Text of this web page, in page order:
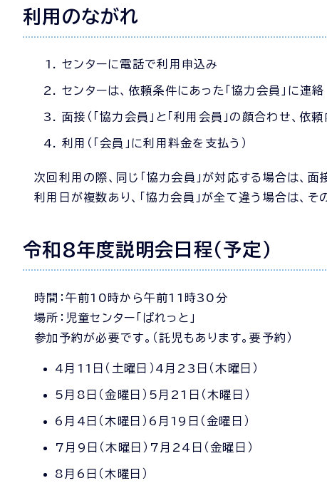
利用のながれ
センターに電話で利用申込み
センターは、依頼条件にあった「協力会員」に連絡
面接（「協力会員」と「利用会員」の顔合わせ、依
利用（「会員」に利用料金を支払う）
次回利用の際、同じ「協力会員」が対応する場合は、面
利用日が複数あり、「協力会員」が全て違う場合は、
令和8年度説明会日程（予定）
時間：午前10時から午前11時30分
場所：児童センター「ぱれっと」
参加予約が必要です。（託児もあります。要予約）
4月11日（土曜日）4月23日（木曜日）
5月8日（金曜日）5月21日（木曜日）
6月4日（木曜日）6月19日（金曜日）
7月9日（木曜日）7月24日（金曜日）
8月6日（木曜日）